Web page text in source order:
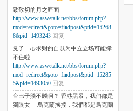
致敬切的月之暗面
http://www.aswetalk.net/bbs/forum.php?
mod=redirect&goto=findpost&ptid=16268
8&pid=1493243 回复
兔子一心求财的自以为中立立场可能撑
不住啦
http://www.aswetalk.net/bbs/forum.php?
mod=redirect&goto=findpost&ptid=16285
5&pid=1493050 回复
台巴子賤不賤啊？ 香港黑暴，我們都是
獨眼女； 烏克蘭挨揍，我們都是烏克蘭